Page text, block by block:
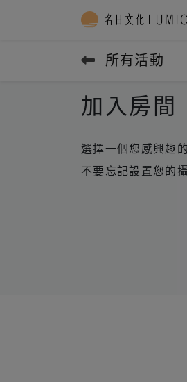
所有活動
加入房間
選擇一個您感興趣
不要忘記設置您的